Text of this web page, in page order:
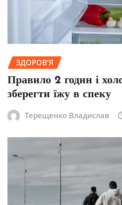
ЗДОРОВ’Я
Правило 2 годин і
зберегти їжу в спеку
Терещенко Владислав